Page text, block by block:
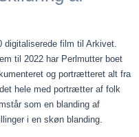
film til Arkivet.
til 2022 har Perlmutter boet
og portrætteret alt fra
hele med portrætter af folk
som en blanding af
i en skøn blanding.